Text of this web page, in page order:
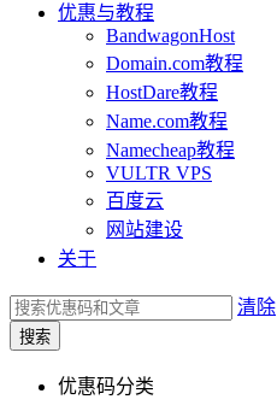
优惠与教程
BandwagonHost
Domain.com教程
HostDare教程
Name.com教程
Namecheap教程
VULTR VPS
百度云
网站建设
关于
清除
优惠码分类